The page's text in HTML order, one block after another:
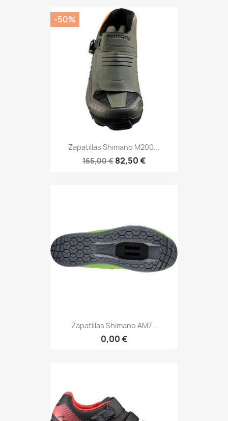
Zapatillas Shimano M200...
165,00 € 82,50 €
-50%
Zapatillas Shimano AM7...
0,00 €